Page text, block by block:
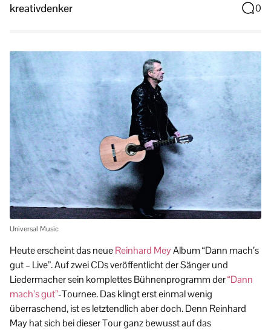
kreativdenker 0
Universal Music
Heute erscheint das neueReinhard MeyAlbum “Dann mach’s
gut – Live”. Auf zwei CDs veröffentlicht der Sänger und
Liedermacher sein komplettes Bühnenprogramm der“Dann
mach’s gut”-Tournee. Das klingt erst einmal wenig
überraschend, ist es letztendlich aber doch. Denn Reinhard
May hat sich bei dieser Tour ganz bewusst auf das